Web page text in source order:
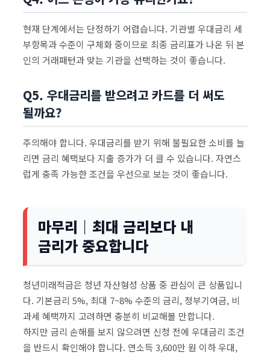
현재 단계에서는 단정하기 어렵습니다. 기관별 우대금리 세
부항목과 수준이 구체화 중이므로 최종 금리표가 나온 뒤 본
인의 거래패턴과 맞는 기관을 선택하는 것이 좋습니다.
Q5. 우대금리를 받으려고 카드를 더 써도
될까요?
주의해야 합니다. 우대금리를 받기 위해 불필요한 소비를 늘
리면 금리 혜택보다 지출 증가가 더 클 수 있습니다. 자연스
럽게 충족 가능한 조건을 우선으로 보는 것이 좋습니다.
마무리｜최대 금리보다 내
금리가 중요합니다
청년미래적금은 청년 자산형성 상품 중 관심이 큰 상품입니
다. 기본금리 5%, 최대 7~8% 수준의 금리, 정부기여금, 비
과세 혜택까지 고려하면 충분히 비교해볼 만합니다.
하지만 금리 손해를 보지 않으려면 신청 전에 우대금리 조건
을 반드시 확인해야 합니다. 연소득 3,600만 원 이하 우대,